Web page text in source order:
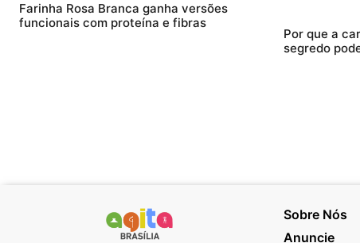
Farinha Rosa Branca ganha versões
funcionais com proteína e fibras
Por que a
segredo
Sobre Nós
Anuncie